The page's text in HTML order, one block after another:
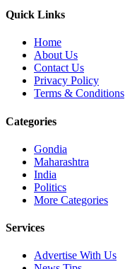
Quick Links
Home
About Us
Contact Us
Privacy Policy
Terms & Conditions
Categories
Gondia
Maharashtra
India
Politics
More Categories
Services
Advertise With Us